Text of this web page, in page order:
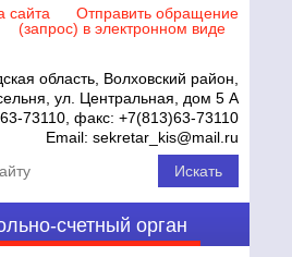
сайта
Отправить обращение
(запрос) в электронном виде
область, Волховский район,
ул. Центральная, дом 5 А
73110 , факс: +7(813)63-73110
Email: sekretar_kis@mail.ru
счетный орган